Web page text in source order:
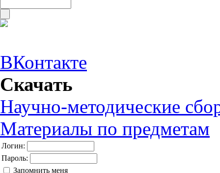
ВКонтакте
Скачать
Научно-методические
Материалы по предметам
Логин:
Пароль:
Запомнить меня